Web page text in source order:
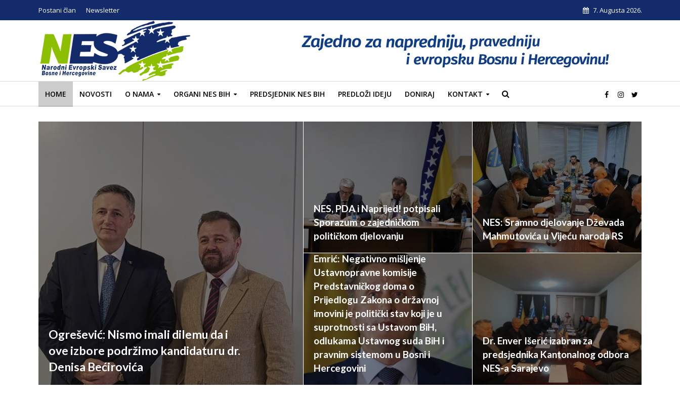
Postani član Newsletter 7. Augusta 2026.
HOME NOVOSTI O NAMA ORGANI NES BIH PREDSJEDNIK NES BIH PREDLOŽI IDEJU DONIRAJ KONTAKT
Ogrešević: Nismo imali dilemu da i
ove izbore podržimo kandidaturu dr.
Denisa Bećirovića
NES, PDA i Naprijed! potpisali
Sporazum o zajedničkom
političkom djelovanju
Emrić: Negativno mišljenje
Ustavnopravne komisije
Predstavničkog doma o
Prijedlogu Zakona o državnoj
imovini je politički stav koji je u
suprotnosti sa Ustavom BiH,
odlukama Ustavnog suda BiH i
pravnim sistemom u Bosni i
Hercegovini
NES: Sramno djelovanje Dževada
Mahmutovića u Vijeću naroda RS
Dr. Enver Išerić izabran za
predsjednika Kantonalnog odbora
NES-a Sarajevo